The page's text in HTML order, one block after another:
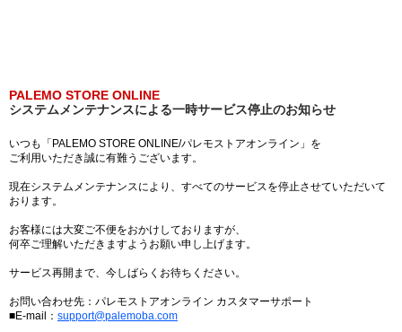
PALEMO STORE ONLINE
システムメンテナンスによる一時サービス停止のお知らせ
いつも「PALEMO STORE ONLINE/パレモストアオンライン」を
ご利用いただき誠に有難うございます。
現在システムメンテナンスにより、すべてのサービスを停止させていただいて
おります。
お客様には大変ご不便をおかけしておりますが、
何卒ご理解いただきますようお願い申し上げます。
サービス再開まで、今しばらくお待ちください。
お問い合わせ先：パレモストアオンライン カスタマーサポート
■E-mail： support@palemoba.com